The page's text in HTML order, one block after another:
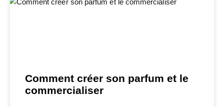
Comment créer son parfum et le
commercialiser